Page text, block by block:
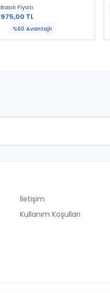
Basılı Fiyatı:
975,00 TL
%60 Avantajlı
İletişim
Kullanım Koşulları